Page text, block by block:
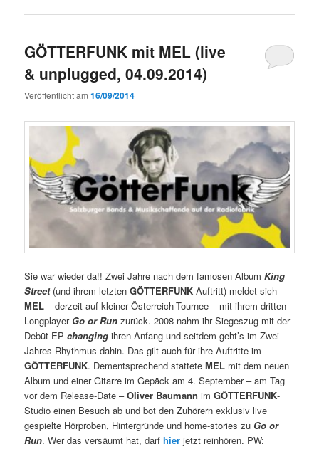
GÖTTERFUNK mit MEL (live
& unplugged, 04.09.2014)
Veröffentlicht am16/09/2014
Sie war wieder da!! Zwei Jahre nach dem famosen AlbumKing
Street(und ihrem letztenGÖTTERFUNK-Auftritt) meldet sich
MEL – derzeit auf kleiner Österreich-Tournee – mit ihrem dritten
Longplayer Go or Run zurück. 2008 nahm ihr Siegeszug mit der
Debüt-EPchanging ihren Anfang und seitdem geht’s im Zwei-
Jahres-Rhythmus dahin. Das gilt auch für ihre Auftritte im
GÖTTERFUNK. Dementsprechend statteteMEL mit dem neuen
Album und einer Gitarre im Gepäck am 4. September – am Tag
vor dem Release-Date –Oliver Baumann imGÖTTERFUNK-
Studio einen Besuch ab und bot den Zuhörern exklusiv live
gespielte Hörproben, Hintergründe und home-stories zu Go or
Run. Wer das versäumt hat, darfhier jetzt reinhören. PW: